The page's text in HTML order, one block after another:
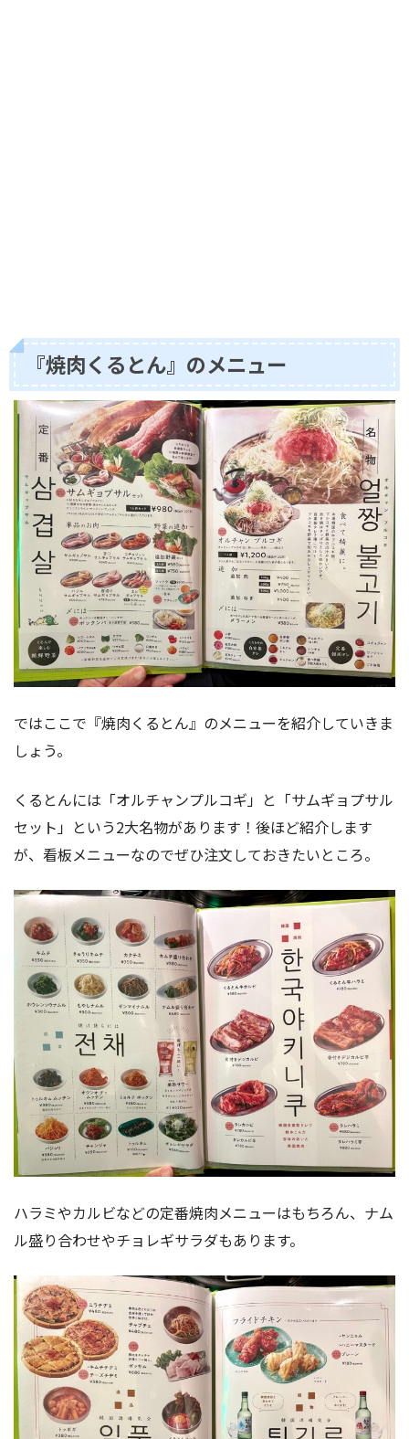
『焼肉くるとん』のメニュー
ではここで『焼肉くるとん』のメニューを紹介していきま
しょう。
くるとんには「オルチャンプルコギ」と「サムギョプサル
セット」という2大名物があります！後ほど紹介します
が、看板メニューなのでぜひ注文しておきたいところ。
ハラミやカルビなどの定番焼肉メニューはもちろん、ナム
ル盛り合わせやチョレギサラダもあります。